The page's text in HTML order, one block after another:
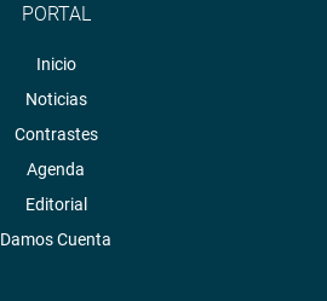
PORTAL
Inicio
Noticias
Contrastes
Agenda
Editorial
Damos Cuenta